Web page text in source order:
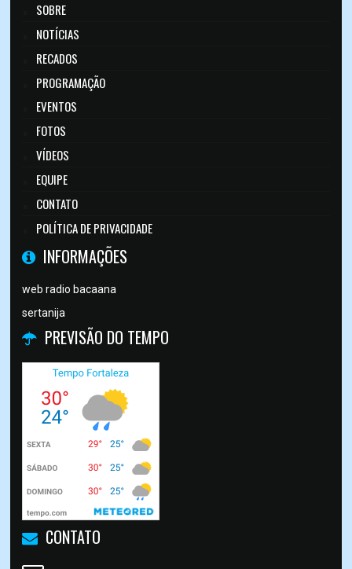
SOBRE
NOTÍCIAS
RECADOS
PROGRAMAÇÃO
EVENTOS
FOTOS
VÍDEOS
EQUIPE
CONTATO
POLÍTICA DE PRIVACIDADE
INFORMAÇÕES
web radio bacaana
sertanija
PREVISÃO DO TEMPO
CONTATO